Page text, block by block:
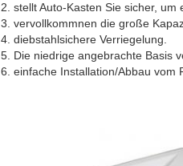
2. stellt Auto-Kasten Sie sicher,
3. vervollkommnen die große
4. diebstahlsichere Verriegelung.
5. Die niedrige angebrachte Basis
6. einfache Installation/Abbau vom